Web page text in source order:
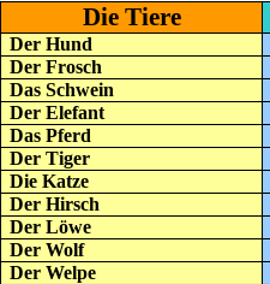
Die Tiere
Der Hund
Der Frosch
Das Schwein
Der Elefant
Das Pferd
Der Tiger
Die Katze
Der Hirsch
Der Löwe
Der Wolf
Der Welpe